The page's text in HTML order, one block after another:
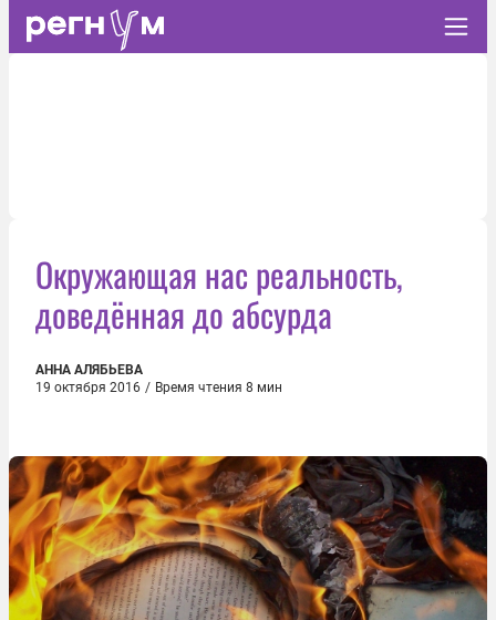
Окружающая нас реальность,
доведённая до абсурда
АННА АЛЯБЬЕВА
19 октября 2016 / Время чтения 8 мин